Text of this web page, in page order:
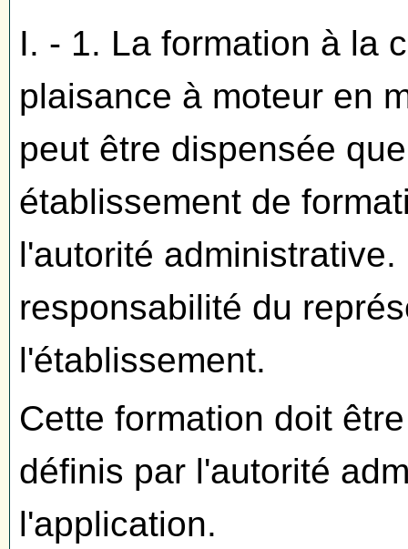
I. - 1. La formation à la
plaisance à moteur en
peut être dispensée
établissement de
l'autorité
responsabilité du
l'établissement.
Cette formation doit
définis par l'autorité
l'application.